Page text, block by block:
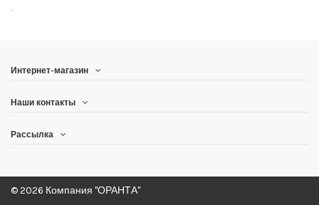
.
Интернет-магазин
Наши контакты
Рассылка
© 2026 Компания "ОРАНТА"